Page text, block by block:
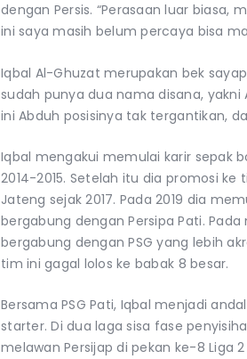
dengan Persis. “Perasaan luar biasa,
ini saya masih belum percaya bisa
Iqbal Al-Ghuzat merupakan bek
sudah punya dua nama disana,
ini Abduh posisinya tak tergantikan,
Iqbal mengakui memulai karir sepak
2014-2015. Setelah itu dia promosi ke
Jateng sejak 2017. Pada 2019 dia
bergabung dengan Persipa Pati.
bergabung dengan PSG yang lebih
tim ini gagal lolos ke babak 8 besar.
Bersama PSG Pati, Iqbal menjadi
starter. Di dua laga sisa fase
melawan Persijap di pekan ke-8 Liga